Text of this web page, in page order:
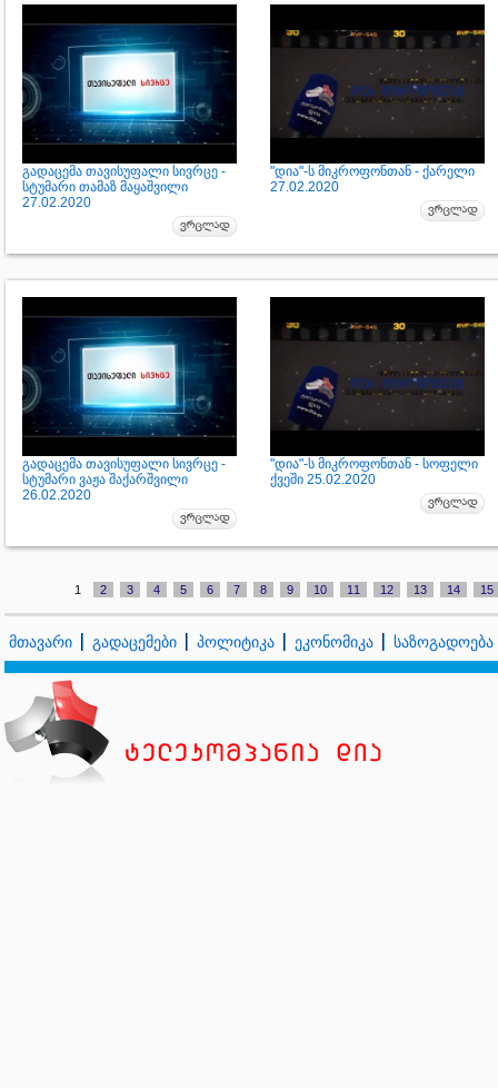
გადაცემა თავისუფალი სივრცე -
სტუმარი თამაზ მაყაშვილი
27.02.2020
"დია"-ს მიკროფონთან - ქარელი
27.02.2020
გადაცემა თავისუფალი სივრცე -
სტუმარი ვაჟა შაქარშვილი
26.02.2020
"დია"-ს მიკროფონთან - სოფელი
ქვეში 25.02.2020
1 2 3 4 5 6 7 8 9 10 11 12 13 14 15
მთავარი გადაცემები პოლიტიკა ეკონომიკა საზოგადოება